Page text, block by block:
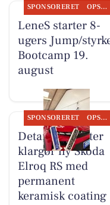
SPONSORERET OPSLAGSTAVLEN
LeneS starter 8-
ugers Jump/
Bootcamp 19.
august
SPONSORERET OPSLAGSTAVLEN
Detailing Center
klargør ny Skoda
Elroq RS med
permanent
keramisk coating